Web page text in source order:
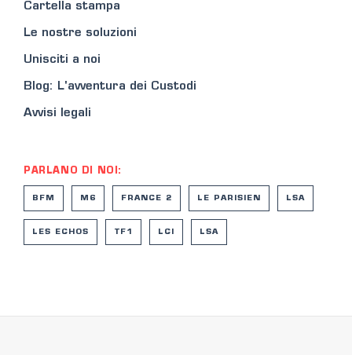
Cartella stampa
Le nostre soluzioni
Unisciti a noi
Blog: L'avventura dei Custodi
Avvisi legali
PARLANO DI NOI:
BFM M6 FRANCE 2 LE PARISIEN LSA
LES ECHOS TF1 LCI LSA